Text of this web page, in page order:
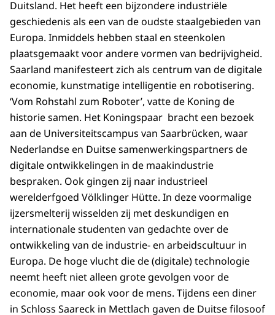
Duitsland. Het heeft een bijzondere industriële
geschiedenis als een van de oudste staalgebieden van
Europa. Inmiddels hebben staal en steenkolen
plaatsgemaakt voor andere vormen van bedrijvigheid.
Saarland manifesteert zich als centrum van de digitale
economie, kunstmatige intelligentie en robotisering.
‘Vom Rohstahl zum Roboter’, vatte de Koning de
historie samen. Het Koningspaar bracht een bezoek
aan de Universiteitscampus van Saarbrücken, waar
Nederlandse en Duitse samenwerkingspartners de
digitale ontwikkelingen in de maakindustrie
bespraken. Ook gingen zij naar industrieel
werelderfgoed Völklinger Hütte. In deze voormalige
ijzersmelterij wisselden zij met deskundigen en
internationale studenten van gedachte over de
ontwikkeling van de industrie- en arbeidscultuur in
Europa. De hoge vlucht die de (digitale) technologie
neemt heeft niet alleen grote gevolgen voor de
economie, maar ook voor de mens. Tijdens een diner
in Schloss Saareck in Mettlach gaven de Duitse filosoof